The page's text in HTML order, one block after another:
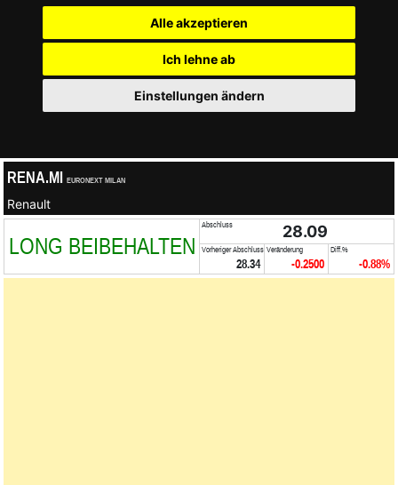
Alle akzeptieren
Ich lehne ab
Einstellungen ändern
RENA.MI EURONEXT MILAN
Renault
LONG BEIBEHALTEN
Abschluss 28.09
Vorheriger Abschluss
28.34
Veränderung
-0.2500
Diff.%
-0.88%